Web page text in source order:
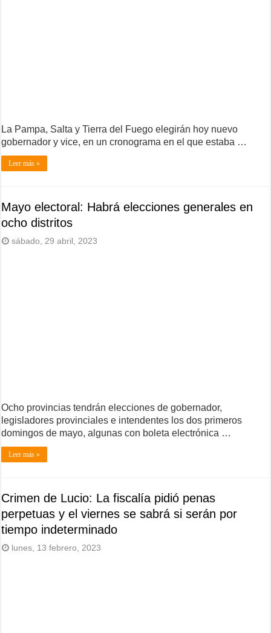
La Pampa, Salta y Tierra del Fuego elegirán hoy nuevo
gobernador y vice, en un cronograma en el que estaba …
Leer más »
Mayo electoral: Habrá elecciones generales en
ocho distritos
sábado, 29 abril, 2023
Ocho provincias tendrán elecciones de gobernador,
legisladores provinciales e intendentes los dos primeros
domingos de mayo, algunas con boleta electrónica …
Leer más »
Crimen de Lucio: La fiscalía pidió penas
perpetuas y el viernes se sabrá si serán por
tiempo indeterminado
lunes, 13 febrero, 2023